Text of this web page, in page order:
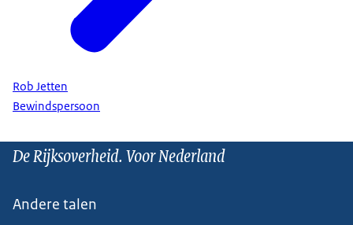
Rob Jetten
Bewindspersoon
De Rijksoverheid. Voor Nederland
Andere talen